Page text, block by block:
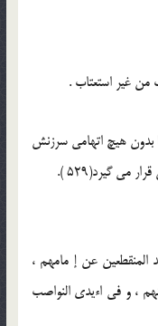
من غير استعتاب .
بدون هيچ اتهامى سرزنش
مى گيرد(529 ).
المنقطعين عن إ مامهم ،
، و فى اءيدى النواصب